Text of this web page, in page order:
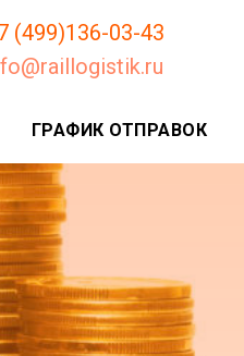
(499)136-03-43
ГРАФИК ОТПРАВОК